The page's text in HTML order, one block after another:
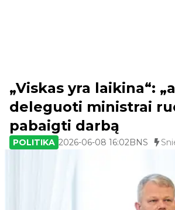
„Viskas yra laikina“:
deleguoti ministrai
pabaigti darbą
POLITIKA 2026-06-08 16:02BNS